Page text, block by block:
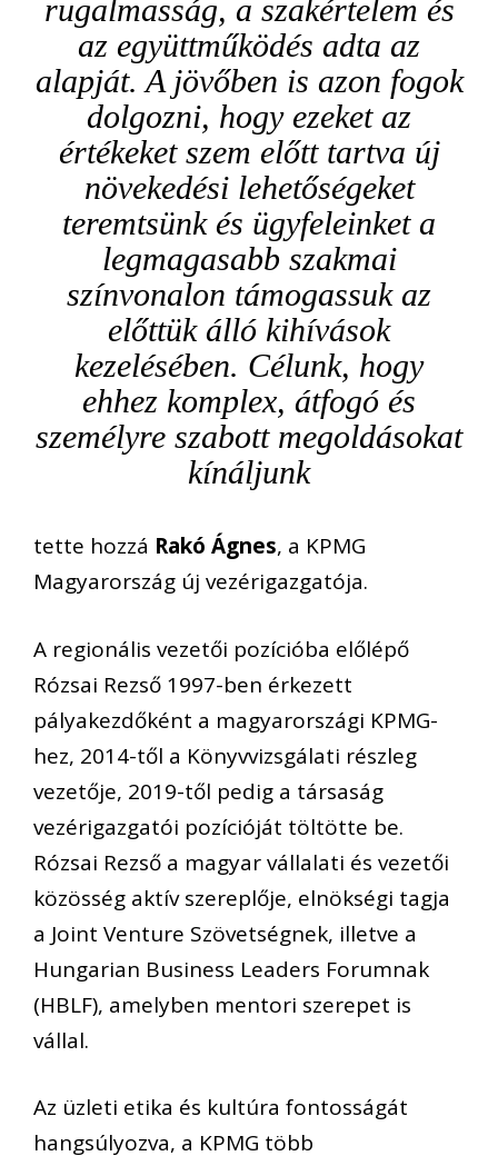
rugalmasság, a szakértelem és
az együttműködés adta az
alapját. A jövőben is azon fogok
dolgozni, hogy ezeket az
értékeket szem előtt tartva új
növekedési lehetőségeket
teremtsünk és ügyfeleinket a
legmagasabb szakmai
színvonalon támogassuk az
előttük álló kihívások
kezelésében. Célunk, hogy
ehhez komplex, átfogó és
személyre szabott megoldásokat
kínáljunk
tette hozzá Rakó Ágnes, a KPMG
Magyarország új vezérigazgatója.
A regionális vezetői pozícióba előlépő
Rózsai Rezső 1997-ben érkezett
pályakezdőként a magyarországi KPMG-
hez, 2014-től a Könyvvizsgálati részleg
vezetője, 2019-től pedig a társaság
vezérigazgatói pozícióját töltötte be.
Rózsai Rezső a magyar vállalati és vezetői
közösség aktív szereplője, elnökségi tagja
a Joint Venture Szövetségnek, illetve a
Hungarian Business Leaders Forumnak
(HBLF), amelyben mentori szerepet is
vállal.
Az üzleti etika és kultúra fontosságát
hangsúlyozva, a KPMG több